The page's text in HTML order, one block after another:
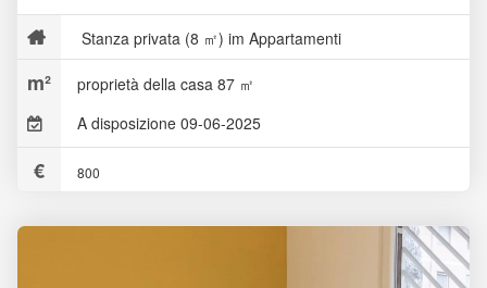
Stanza privata (8 ㎡) im Appartamenti
proprietà della casa 87 ㎡
A disposizione 09-06-2025
800